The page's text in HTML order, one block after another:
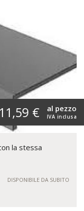
11,59 € IVA inclusa
al pezzo
la stessa
DISPONIBILE DA SUBITO